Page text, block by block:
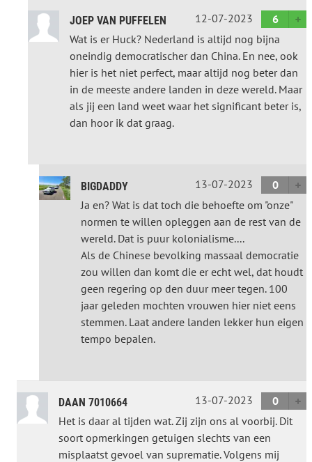
JOEP VAN PUFFELEN 12-07-2023
6
Wat is er Huck? Nederland is altijd nog bijna
oneindig democratischer dan China. En nee, ook
hier is het niet perfect, maar altijd nog beter dan
in de meeste andere landen in deze wereld. Maar
als jij een land weet waar het significant beter is,
dan hoor ik dat graag.
BIGDADDY 13-07-2023
0
Ja en? Wat is dat toch die behoefte om "onze"
normen te willen opleggen aan de rest van de
wereld. Dat is puur kolonialisme....
Als de Chinese bevolking massaal democratie
zou willen dan komt die er echt wel, dat houdt
geen regering op den duur meer tegen. 100
jaar geleden mochten vrouwen hier niet eens
stemmen. Laat andere landen lekker hun eigen
tempo bepalen.
DAAN 7010664 13-07-2023
0
Het is daar al tijden wat. Zij zijn ons al voorbij. Dit
soort opmerkingen getuigen slechts van een
misplaatst gevoel van suprematie. Volgens mij